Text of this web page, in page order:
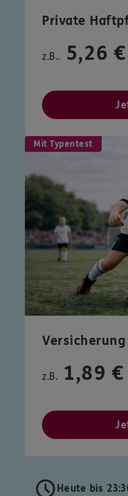
Private
z.B.. 5,26 €
Mit Typentest
z.B. 1,89 €
Heute bis